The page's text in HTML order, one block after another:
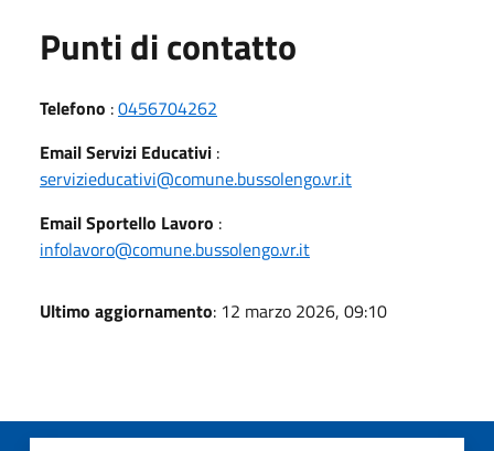
Punti di contatto
Telefono :0456704262
Email Servizi Educativi :
servizieducativi@comune.bussolengo.vr.it
Email Sportello Lavoro :
infolavoro@comune.bussolengo.vr.it
Ultimo aggiornamento: 12 marzo 2026, 09:10